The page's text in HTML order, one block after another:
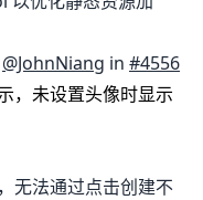
@JohnNiang in #4556
，未设置头像时显示
无法通过点击创建不